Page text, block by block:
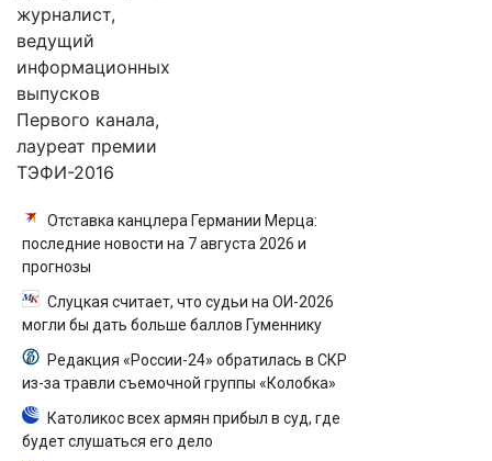
журналист,
ведущий
информационных
выпусков
Первого канала,
лауреат премии
ТЭФИ-2016
Отставка канцлера Германии Мерца:
последние новости на 7 августа 2026 и
прогнозы
Слуцкая считает, что судьи на ОИ-2026
могли бы дать больше баллов Гуменнику
Редакция «России-24» обратилась в СКР
из-за травли съемочной группы «Колобка»
Католикос всех армян прибыл в суд, где
будет слушаться его дело